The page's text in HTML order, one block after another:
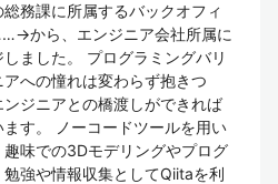
務課に所属するバックオフィ
から、エンジニア会社所属に
ました。 プログラミングバリ
への憧れは変わらず抱きつ
ジニアとの橋渡しができれば
す。 ノーコードツールを用い
趣味での3Dモデリングやプログ
強や情報収集としてQiitaを利